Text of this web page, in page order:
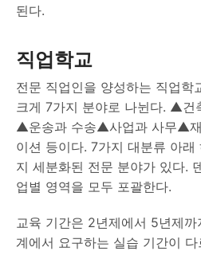
된다.
직업학교
전문 직업인을 양성하는 직업
크게 7가지 분야로 나뉜다. ▲
▲운송과 수송▲사업과 사무▲
이션 등이다. 7가지 대분류 아
지 세분화된 전문 분야가 있다.
업별 영역을 모두 포괄한다.
교육 기간은 2년제에서 5년제
계에서 요구하는 실습 기간이